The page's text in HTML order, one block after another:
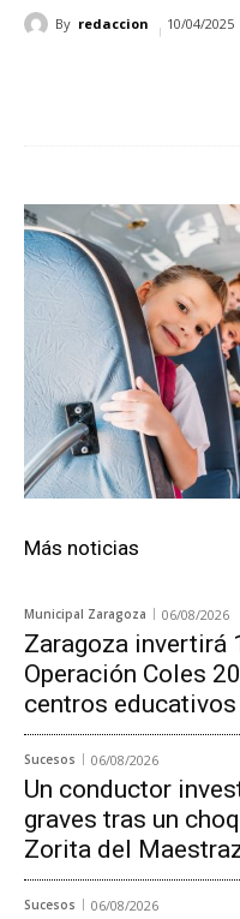
By redaccion 10/04/2025
Más noticias
Municipal Zaragoza 06/08/2026
Zaragoza invertirá
Operación Coles
centros educativos
Sucesos 06/08/2026
Un conductor
graves tras un
Zorita del
Sucesos 06/08/2026